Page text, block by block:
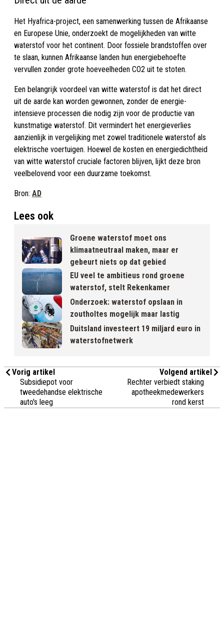
Het Hyafrica-project, een samenwerking tussen de Afrikaanse
en Europese Unie, onderzoekt de mogelijkheden van witte
waterstof voor het continent. Door fossiele brandstoffen over
te slaan, kunnen Afrikaanse landen hun energiebehoefte
vervullen zonder grote hoeveelheden CO2 uit te stoten.
Een belangrijk voordeel van witte waterstof is dat het direct
uit de aarde kan worden gewonnen, zonder de energie-
intensieve processen die nodig zijn voor de productie van
kunstmatige waterstof. Dit vermindert het energieverlies
aanzienlijk in vergelijking met zowel traditionele waterstof als
elektrische voertuigen. Hoewel de kosten en energiedichtheid
van witte waterstof cruciale factoren blijven, lijkt deze bron
veelbelovend voor een duurzame toekomst.
Bron: AD
Lees ook
Groene waterstof moet ons
klimaatneutraal maken, maar er
gebeurt niets op dat gebied
EU veel te ambitieus rond groene
waterstof, stelt Rekenkamer
Onderzoek: waterstof opslaan in
zoutholtes mogelijk maar lastig
Duitsland investeert 19 miljard euro in
waterstofnetwerk
Vorig artikel
Subsidiepot voor
tweedehandse elektrische
auto's leeg
Volgend artikel
Rechter verbiedt staking
apotheekmedewerkers
rond kerst